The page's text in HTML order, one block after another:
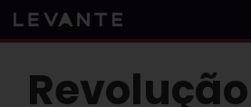
Skip
to
Revolução